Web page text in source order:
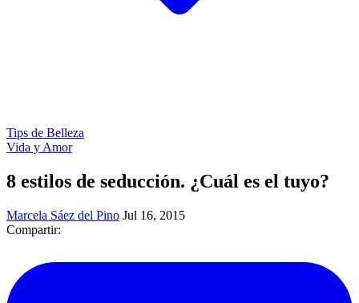
Tips de Belleza
Vida y Amor
8 estilos de seducción. ¿Cuál es el tuyo?
Marcela Sáez del Pino Jul 16, 2015
Compartir: